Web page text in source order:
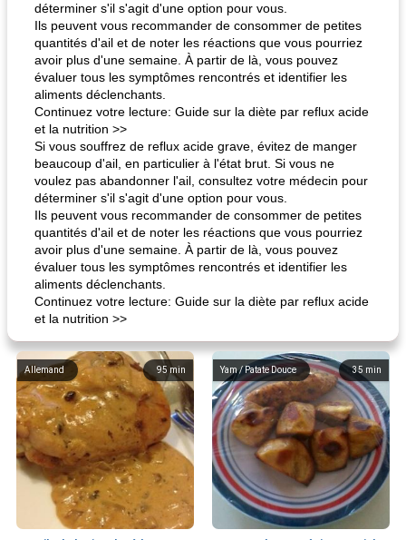
déterminer s'il s'agit d'une option pour vous.
Ils peuvent vous recommander de consommer de petites
quantités d'ail et de noter les réactions que vous pourriez
avoir plus d'une semaine. À partir de là, vous pouvez
évaluer tous les symptômes rencontrés et identifier les
aliments déclenchants.
Continuez votre lecture: Guide sur la diète par reflux acide
et la nutrition >>
Si vous souffrez de reflux acide grave, évitez de manger
beaucoup d'ail, en particulier à l'état brut. Si vous ne
voulez pas abandonner l'ail, consultez votre médecin pour
déterminer s'il s'agit d'une option pour vous.
Ils peuvent vous recommander de consommer de petites
quantités d'ail et de noter les réactions que vous pourriez
avoir plus d'une semaine. À partir de là, vous pouvez
évaluer tous les symptômes rencontrés et identifier les
aliments déclenchants.
Continuez votre lecture: Guide sur la diète par reflux acide
et la nutrition >>
95 min
Allemand 35 min
Yam / Patate Douce